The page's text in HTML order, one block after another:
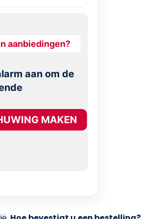
aanbiedingen?
aan om de
MAKEN